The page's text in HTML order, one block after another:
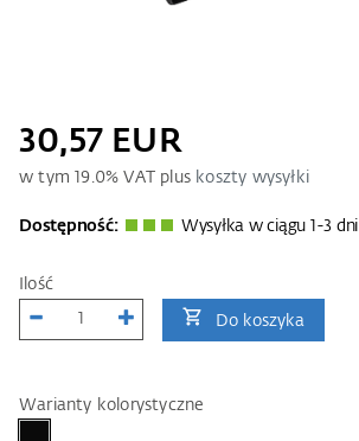
30,57 EUR
w tym19.0% VAT plus koszty wysyłki
Dostępność: Wysyłka w ciągu 1-3 dni
Ilość
Do koszyka
Warianty kolorystyczne